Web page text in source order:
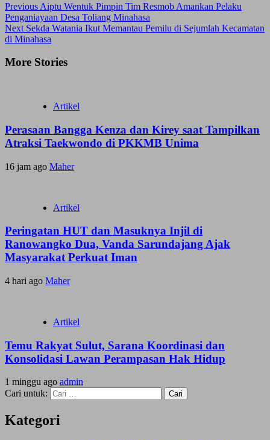
Previous Aiptu Wentuk Pimpin Tim Resmob Amankan Pelaku
Penganiayaan Desa Toliang Minahasa
Next Sekda Watania Ikut Memantau Pemilu di Sejumlah Kecamatan
di Minahasa
More Stories
Artikel
Perasaan Bangga Kenza dan Kirey saat Tampilkan
Atraksi Taekwondo di PKKMB Unima
16 jam ago Maher
Artikel
Peringatan HUT dan Masuknya Injil di
Ranowangko Dua, Vanda Sarundajang Ajak
Masyarakat Perkuat Iman
4 hari ago Maher
Artikel
Temu Rakyat Sulut, Sarana Koordinasi dan
Konsolidasi Lawan Perampasan Hak Hidup
1 minggu ago admin
Cari untuk:
Kategori